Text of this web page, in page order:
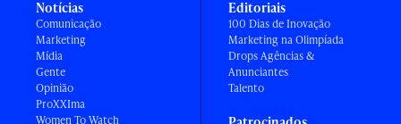
Notícias
Comunicação
Marketing
Mídia
Gente
Opinião
ProXXIma
Women To Watch
Editoriais
100 Dias de Inovação
Marketing na Olimpíada
Drops Agências &
Anunciantes
Talento